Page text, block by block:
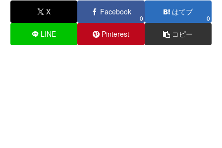
X Facebook
0
はてブ
0
LINE Pinterest コピー